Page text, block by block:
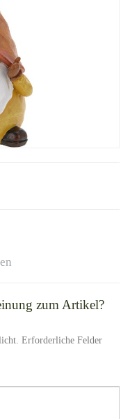
zum Artikel?
Erforderliche Felder